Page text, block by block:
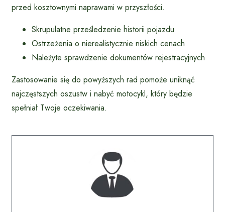
przed kosztownymi naprawami w przyszłości.
Skrupulatne prześledzenie historii pojazdu
Ostrzeżenia o nierealistycznie niskich cenach
Należyte sprawdzenie dokumentów rejestracyjnych
Zastosowanie się do powyższych rad pomoże uniknąć
najczęstszych oszustw i nabyć motocykl, który będzie
spełniał Twoje oczekiwania.